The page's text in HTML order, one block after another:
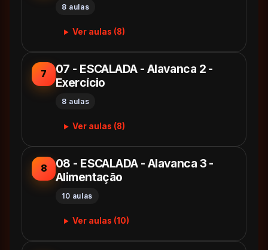
8 aulas
Ver aulas (8)
7
07 - ESCALADA - Alavanca 2 -
Exercício
8 aulas
Ver aulas (8)
8
08 - ESCALADA - Alavanca 3 -
Alimentação
10 aulas
Ver aulas (10)